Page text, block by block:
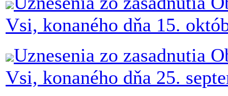
Vsi, konaného dňa 15.
Uznesenia zo zasadnutia
Vsi, konaného dňa 25.